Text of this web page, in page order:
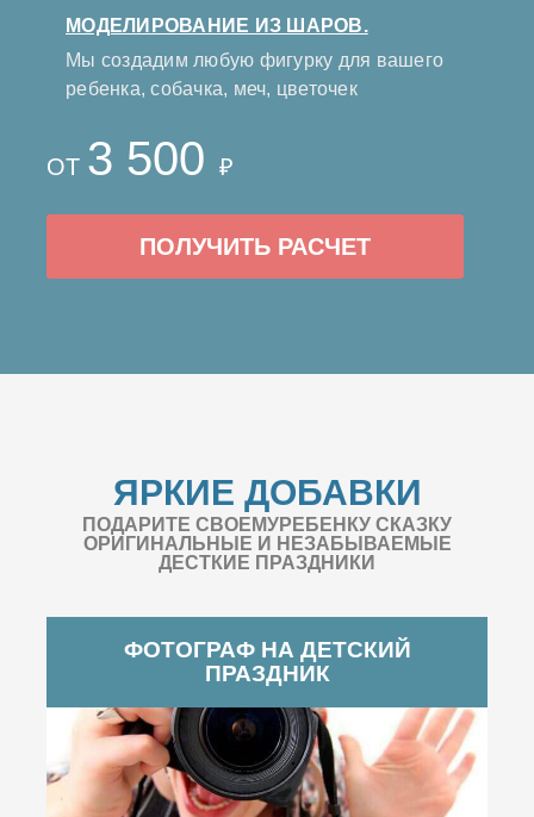
МОДЕЛИРОВАНИЕ ИЗ ШАРОВ.
Мы создадим любую фигурку для вашего
ребенка, собачка, меч, цветочек
ОТ 3 500 ₽
ПОЛУЧИТЬ РАСЧЕТ
ЯРКИЕ ДОБАВКИ
ПОДАРИТЕ СВОЕМУРЕБЕНКУ СКАЗКУ
ОРИГИНАЛЬНЫЕ И НЕЗАБЫВАЕМЫЕ
ДЕСТКИЕ ПРАЗДНИКИ
ФОТОГРАФ НА ДЕТСКИЙ
ПРАЗДНИК